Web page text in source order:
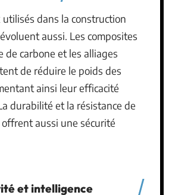
dans la construction
aussi. Les composites
de carbone et les alliages
de réduire le poids des
ainsi leur efficacité
durabilité et la résistance de
aussi une sécurité
et intelligence